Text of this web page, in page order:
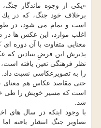
«یكی از وجوه ماندگار
برخلاف خود جنگ، كه در
است و تمام می شود، در
اغلب موارد، این عكس ها در
معنایی متفاوت با آن دوره
پذیرش این فرضِ بنیادین كه
نظر فرهنگی تعین یافته است،
را به تصویرعكاسی نسبت
حتی مقاصد عكاس هم معنای
است كه مسیر خویش را طی
شد.
با وجود اینكه در سال های
تصاویر جنگ انتشار یافته